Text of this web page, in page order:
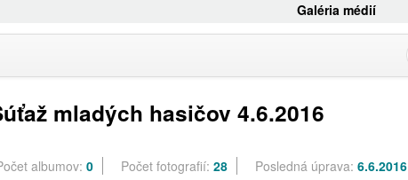
Galéria médií
mladých hasičov 4.6.2016
albumov:0 Počet fotografií:28 Posledná úprava:6.6.2016